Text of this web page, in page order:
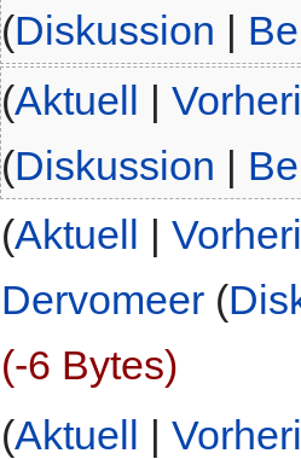
(Diskussion
(Aktuell |
(Diskussion |
(Aktuell |
Dervomeer (
(-6 Bytes)
(Aktuell |